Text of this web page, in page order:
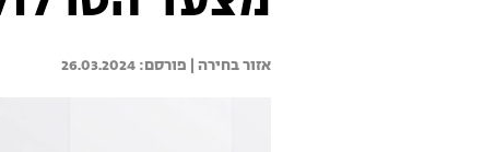
אזור בחירה | 26.03.2024